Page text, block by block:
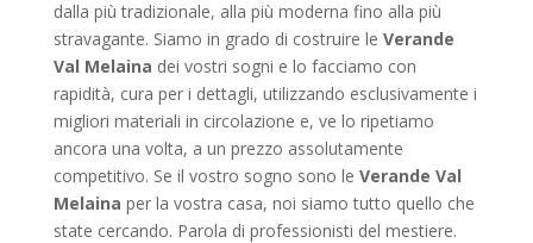
dalla più tradizionale, alla più moderna fino alla più
stravagante. Siamo in grado di costruire le Verande
Val Melaina dei vostri sogni e lo facciamo con
rapidità, cura per i dettagli, utilizzando esclusivamente i
migliori materiali in circolazione e, ve lo ripetiamo
ancora una volta, a un prezzo assolutamente
competitivo. Se il vostro sogno sono le Verande Val
Melaina per la vostra casa, noi siamo tutto quello che
state cercando. Parola di professionisti del mestiere.